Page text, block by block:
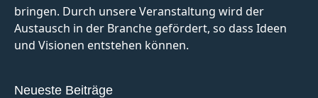
bringen. Durch unsere Veranstaltung wird der
Austausch in der Branche gefördert, so dass Ideen
und Visionen entstehen können.
Neueste Beiträge